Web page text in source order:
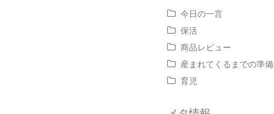
今日の一言
保活
商品レビュー
産まれてくるまでの準備
育児